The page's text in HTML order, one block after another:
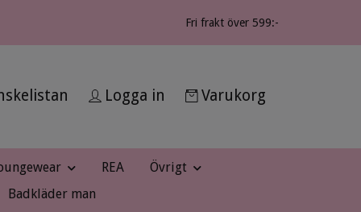
Fri frakt över 599:-
Logga in Varukorg
REA
Övrigt
Badkläder man